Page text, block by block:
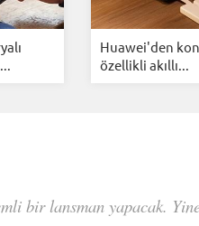
Huawei'den
özellikli akıllı...
bir lansman yapacak.